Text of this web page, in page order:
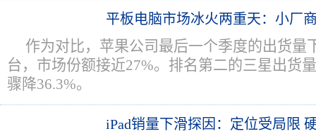
平板电脑市场冰火两重天：小厂
作为对比，苹果公司最后一个季度的出货量
台，市场份额接近27%。排名第二的三星出货
骤降36.3%。
iPad销量下滑探因：定位受局限